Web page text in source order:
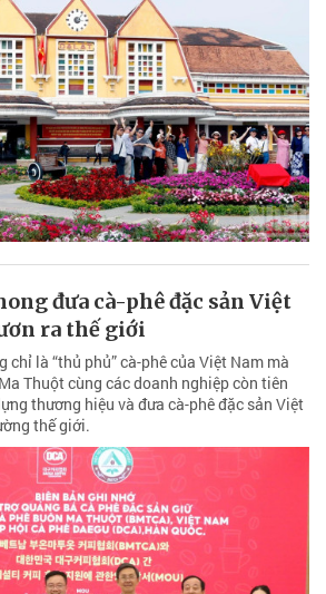
đưa cà-phê đặc sản Việt
ra thế giới
chỉ là “thủ phủ” cà-phê của Việt Nam mà
Thuột cùng các doanh nghiệp còn tiên
thương hiệu và đưa cà-phê đặc sản Việt
thế giới.